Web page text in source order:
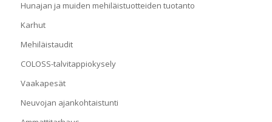
Hunajan ja muiden mehiläistuotteiden tuotanto
Karhut
Mehiläistaudit
COLOSS-talvitappiokysely
Vaakapesät
Neuvojan ajankohtaistunti